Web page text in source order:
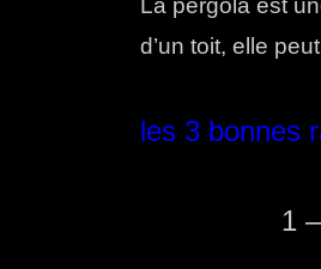
La pergola est
d’un toit, elle
les 3 bonnes
1 –